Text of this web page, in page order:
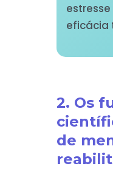
eficácia
2. Os
de